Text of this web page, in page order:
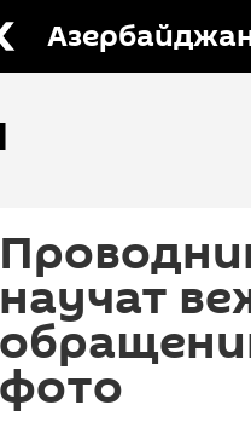
научат
фото